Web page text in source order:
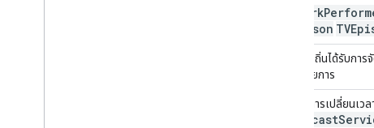
work
TVSeason
ช่องท้องถิ่นได้รับกา
หลายรายการ
ช่องที่มีการเปลี่ยนเ
Broadcast